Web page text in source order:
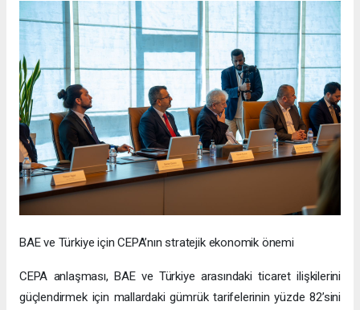
BAE ve Türkiye için CEPA’nın stratejik ekonomik önemi
CEPA anlaşması, BAE ve Türkiye arasındaki ticaret ilişkilerini
güçlendirmek için mallardaki gümrük tarifelerinin yüzde 82’sini